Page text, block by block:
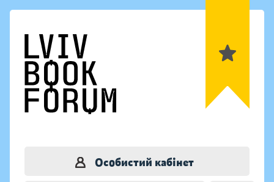
Особистий кабінет